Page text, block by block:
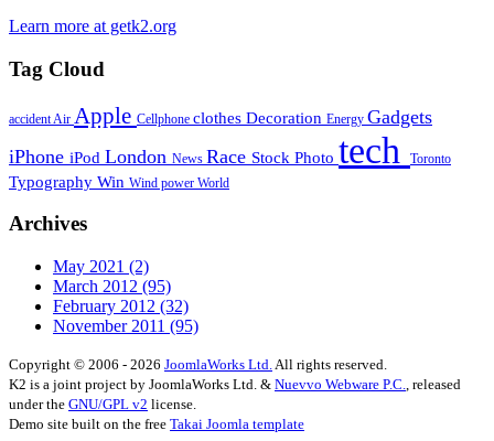
Learn more at getk2.org
Tag Cloud
accident Air Apple Cellphone clothes Decoration Energy Gadgets
iPhone iPod London News Race Stock Photo tech Toronto
Typography Win Wind power World
Archives
May 2021 (2)
March 2012 (95)
February 2012 (32)
November 2011 (95)
Copyright © 2006 - 2026 JoomlaWorks Ltd.All rights reserved.
K2 is a joint project by JoomlaWorks Ltd. & Nuevvo Webware P.C., released
under the GNU/GPL v2 license.
Demo site built on the free Takai Joomla template